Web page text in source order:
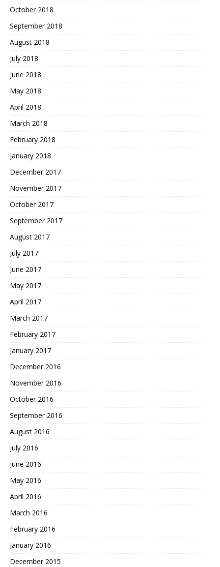
October 2018
September 2018
August 2018
July 2018
June 2018
May 2018
April 2018
March 2018
February 2018
January 2018
December 2017
November 2017
October 2017
September 2017
August 2017
July 2017
June 2017
May 2017
April 2017
March 2017
February 2017
January 2017
December 2016
November 2016
October 2016
September 2016
August 2016
July 2016
June 2016
May 2016
April 2016
March 2016
February 2016
January 2016
December 2015